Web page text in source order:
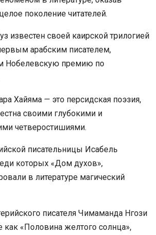
поколение читателей.
известен своей каирской трилогией
арабским писателем,
Нобелевскую премию по
Хайяма — это персидская поэзия,
своими глубокими и
четверостишиями.
писательницы Исабель
которых «Дом духов»,
в литературе магический
писателя Чимаманда Нгози
как «Половина желтого солнца»,